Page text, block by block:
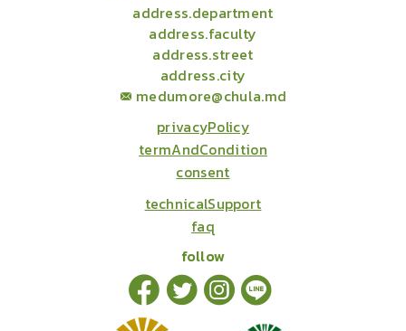
address.department
address.faculty
address.street
address.city
medumore@chula.md
privacyPolicy
termAndCondition
consent
technicalSupport
faq
follow